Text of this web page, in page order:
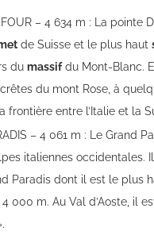
– 4 634 m : La pointe
de Suisse et le plus haut
du massifdu Mont-Blanc.
du mont Rose, à
frontière entre l’Italie et la
– 4 061 m : Le Grand
italiennes occidentales.
Paradis dont il est le plus
000 m. Au Val d’Aoste, il